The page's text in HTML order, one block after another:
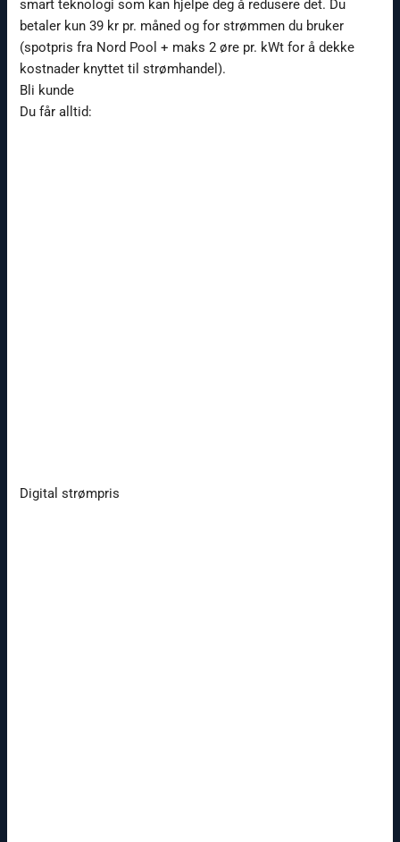
smart teknologi som kan hjelpe deg å redusere det. Du
betaler kun 39 kr pr. måned og for strømmen du bruker
(spotpris fra Nord Pool + maks 2 øre pr. kWt for å dekke
kostnader knyttet til strømhandel).
Bli kunde
Du får alltid:
Digital strømpris